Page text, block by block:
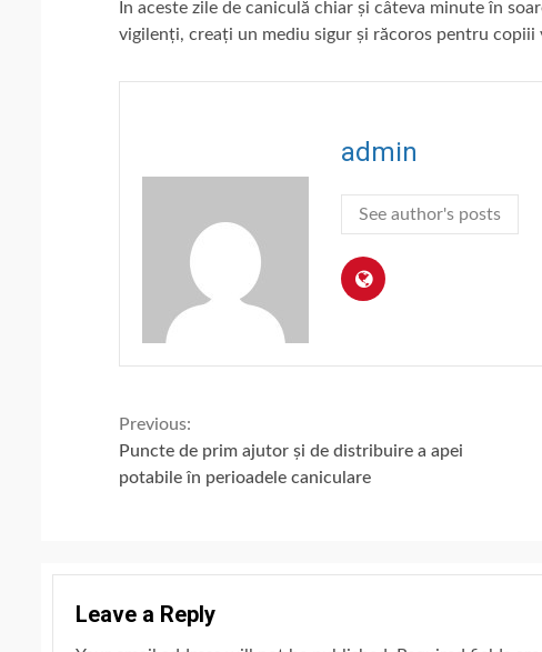
În aceste zile de caniculă chiar și câteva minute în
vigilenți, creați un mediu sigur și răcoros pentru
admin
See author's posts
Continue
Reading
Previous:
Puncte de prim ajutor și de distribuire a apei
potabile în perioadele caniculare
Leave a Reply